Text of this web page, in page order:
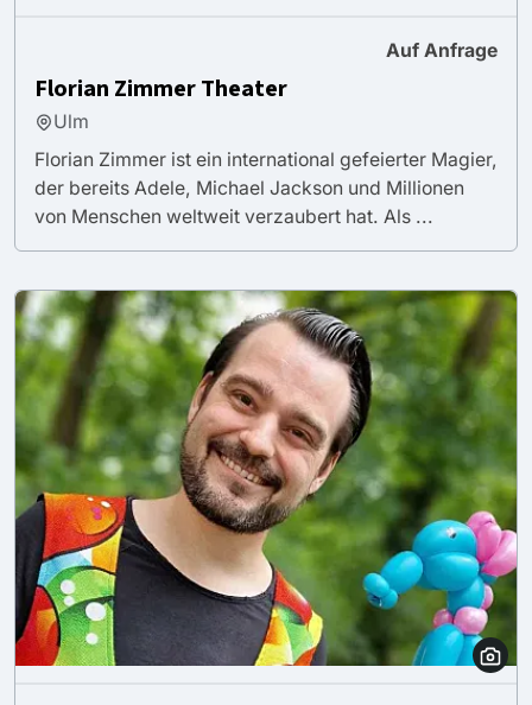
Auf Anfrage
Florian Zimmer Theater
Ulm
Florian Zimmer ist ein international gefeierter Magier,
der bereits Adele, Michael Jackson und Millionen
von Menschen weltweit verzaubert hat. Als ...